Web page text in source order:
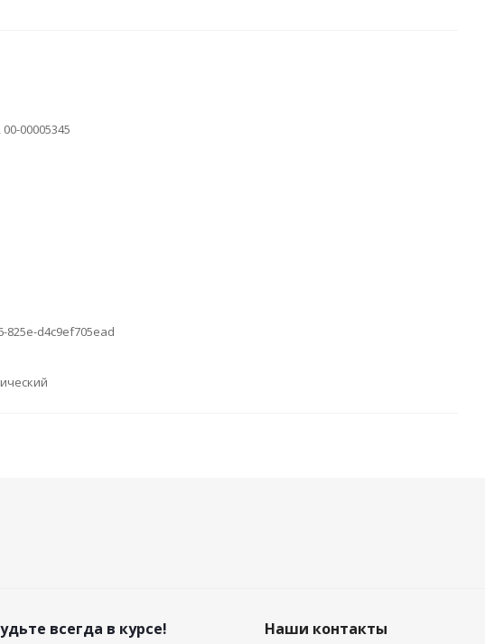
00005345
825e-d4c9ef705ead
всегда в курсе! Наши контакты